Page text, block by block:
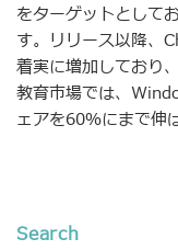
をターゲットとして
す。リリース以降、
着実に増加しており
教育市場では、
ェアを60％にまで
Search